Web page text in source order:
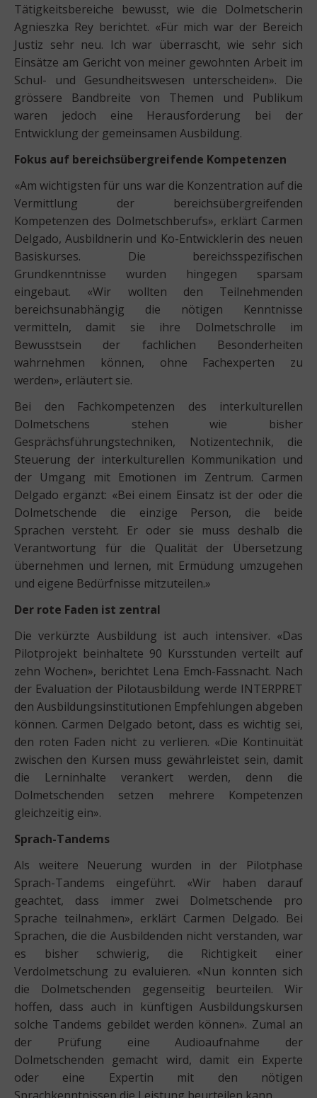
Tätigkeitsbereiche bewusst, wie die Dolmetscherin
Agnieszka Rey berichtet. «Für mich war der Bereich
Justiz sehr neu. Ich war überrascht, wie sehr sich
Einsätze am Gericht von meiner gewohnten Arbeit im
Schul- und Gesundheitswesen unterscheiden». Die
grössere Bandbreite von Themen und Publikum
waren jedoch eine Herausforderung bei der
Entwicklung der gemeinsamen Ausbildung.
Fokus auf bereichsübergreifende Kompetenzen
«Am wichtigsten für uns war die Konzentration auf die
Vermittlung der bereichsübergreifenden
Kompetenzen des Dolmetschberufs», erklärt Carmen
Delgado, Ausbildnerin und Ko-Entwicklerin des neuen
Basiskurses. Die bereichsspezifischen
Grundkenntnisse wurden hingegen sparsam
eingebaut. «Wir wollten den Teilnehmenden
bereichsunabhängig die nötigen Kenntnisse
vermitteln, damit sie ihre Dolmetschrolle im
Bewusstsein der fachlichen Besonderheiten
wahrnehmen können, ohne Fachexperten zu
werden», erläutert sie.
Bei den Fachkompetenzen des interkulturellen
Dolmetschens stehen wie bisher
Gesprächsführungstechniken, Notizentechnik, die
Steuerung der interkulturellen Kommunikation und
der Umgang mit Emotionen im Zentrum. Carmen
Delgado ergänzt: «Bei einem Einsatz ist der oder die
Dolmetschende die einzige Person, die beide
Sprachen versteht. Er oder sie muss deshalb die
Verantwortung für die Qualität der Übersetzung
übernehmen und lernen, mit Ermüdung umzugehen
und eigene Bedürfnisse mitzuteilen.»
Der rote Faden ist zentral
Die verkürzte Ausbildung ist auch intensiver. «Das
Pilotprojekt beinhaltete 90 Kursstunden verteilt auf
zehn Wochen», berichtet Lena Emch-Fassnacht. Nach
der Evaluation der Pilotausbildung werde INTERPRET
den Ausbildungsinstitutionen Empfehlungen abgeben
können. Carmen Delgado betont, dass es wichtig sei,
den roten Faden nicht zu verlieren. «Die Kontinuität
zwischen den Kursen muss gewährleistet sein, damit
die Lerninhalte verankert werden, denn die
Dolmetschenden setzen mehrere Kompetenzen
gleichzeitig ein».
Sprach-Tandems
Als weitere Neuerung wurden in der Pilotphase
Sprach-Tandems eingeführt. «Wir haben darauf
geachtet, dass immer zwei Dolmetschende pro
Sprache teilnahmen», erklärt Carmen Delgado. Bei
Sprachen, die die Ausbildenden nicht verstanden, war
es bisher schwierig, die Richtigkeit einer
Verdolmetschung zu evaluieren. «Nun konnten sich
die Dolmetschenden gegenseitig beurteilen. Wir
hoffen, dass auch in künftigen Ausbildungskursen
solche Tandems gebildet werden können». Zumal an
der Prüfung eine Audioaufnahme der
Dolmetschenden gemacht wird, damit ein Experte
oder eine Expertin mit den nötigen
Sprachkenntnissen die Leistung beurteilen kann.